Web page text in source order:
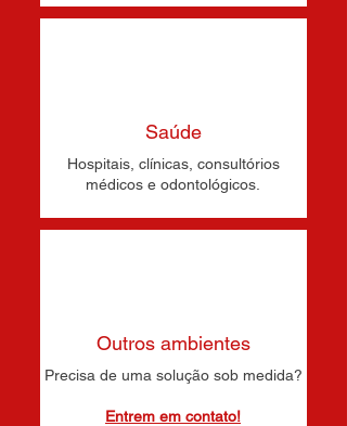
Saúde
Hospitais, clínicas, consultórios
médicos e odontológicos.
Outros ambientes
Precisa de uma solução sob medida?
Entrem em contato!